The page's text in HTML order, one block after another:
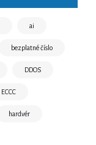
ai
bezplatné číslo
DDOS
ECCC
hardvér